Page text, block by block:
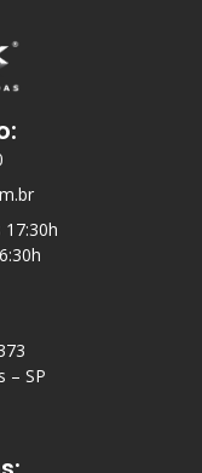
17:30h
– SP